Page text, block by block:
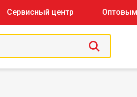
Сервисный центр